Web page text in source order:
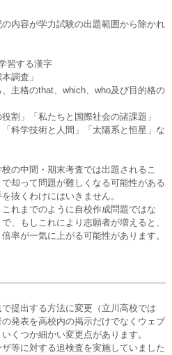
内容が学力試験の出題範囲から除かれ
習する漢字
調査」
主格のthat、which、who及び目的格の
割」「私たちと国際社会の諸課題」
科学技術と人間」「太陽系と恒星」な
の中間・期末考査では出題されるこ
却って問題が難しくなる可能性がある
抜くわけにはいきません。
れまでのように自校作成問題ではな
、もしこれにより志願者が増えると、
率が一気に上がる可能性があります。
提出する方法に変更（立川高校では
発表を高校内の掲示だけでなくウェブ
くつか細かい変更点があります。
等に対する追検査を実施していました